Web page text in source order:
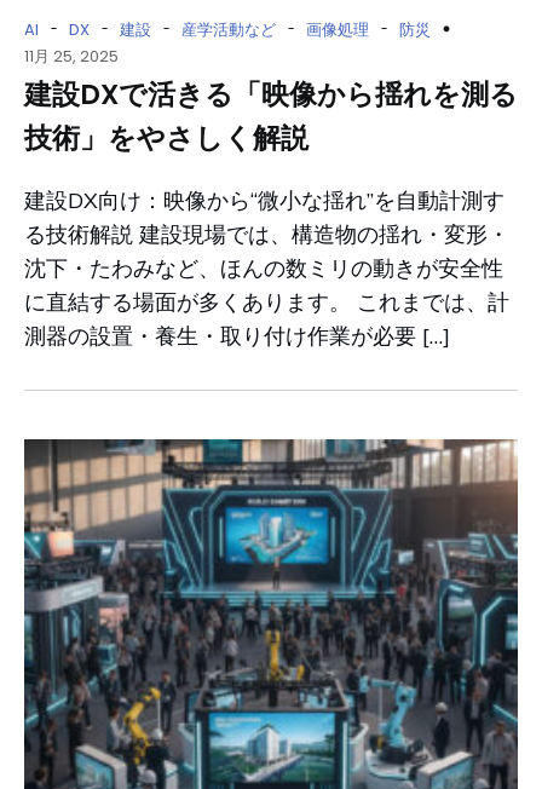
AI - DX - 建設 - 産学活動など - 画像処理 - 防災
11月 25, 2025
建設DXで活きる「映像から揺れを測る
技術」をやさしく解説
建設DX向け：映像から“微小な揺れ”を自動計測す
る技術解説 建設現場では、構造物の揺れ・変形・
沈下・たわみなど、ほんの数ミリの動きが安全性
に直結する場面が多くあります。 これまでは、計
測器の設置・養生・取り付け作業が必要 […]